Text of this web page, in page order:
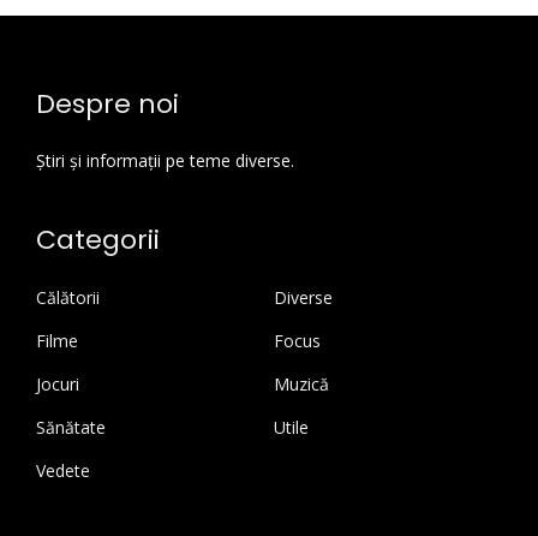
Despre noi
Știri și informații pe teme diverse.
Categorii
Călătorii
Diverse
Filme
Focus
Jocuri
Muzică
Sănătate
Utile
Vedete